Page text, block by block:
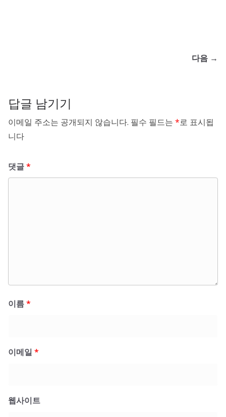
다음 →
답글 남기기
이메일 주소는 공개되지 않습니다. 필수 필드는 *로 표시됩
니다
댓글*
이름*
이메일 *
웹사이트